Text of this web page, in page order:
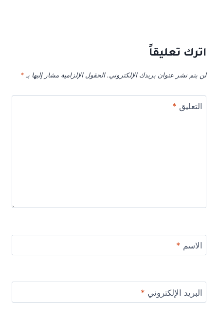
اترك تعليقاً
لن يتم نشر عنوان بريدك الإلكتروني. الحقول الإلزامية مشار إليها بـ *
التعليق *
الاسم *
البريد الإلكتروني *